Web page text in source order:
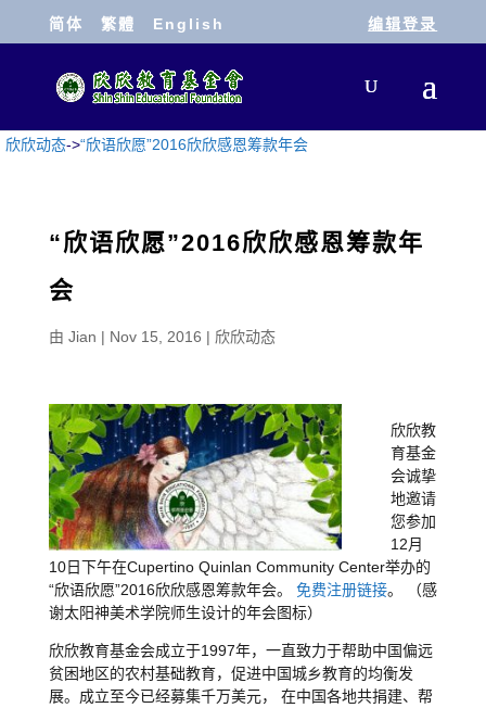
简体 繁體 English 编辑登录
欣欣动态->“欣语欣愿”2016欣欣感恩筹款年会
“欣语欣愿”2016欣欣感恩筹款年
会
由 Jian | Nov 15, 2016 | 欣欣动态
欣欣教
育基金
会诚挚
地邀请
您参加
12月
10日下午在Cupertino Quinlan Community Center举办的
“欣语欣愿”2016欣欣感恩筹款年会。 免费注册链接。 （感
谢太阳神美术学院师生设计的年会图标）
欣欣教育基金会成立于1997年，一直致力于帮助中国偏远
贫困地区的农村基础教育，促进中国城乡教育的均衡发
展。成立至今已经募集千万美元， 在中国各地共捐建、帮